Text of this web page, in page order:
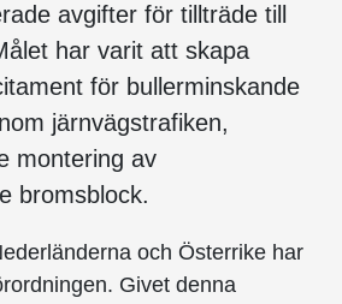
avgifter för tillträde till
har varit att skapa
för bullerminskande
järnvägstrafiken,
montering av
bromsblock.
och Österrike har
Givet denna